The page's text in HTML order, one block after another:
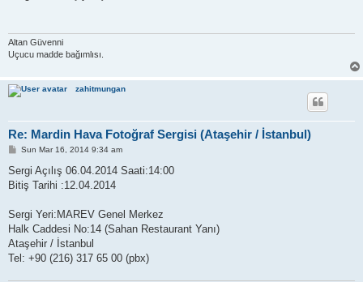
Altan Güvenni
Uçucu madde bağımlısı.
zahitmungan
Re: Mardin Hava Fotoğraf Sergisi (Ataşehir / İstanbul)
P
s
Sun Mar 16, 2014 9:34 am
Sergi Açılış 06.04.2014 Saati:14:00
Bitiş Tarihi :12.04.2014
Sergi Yeri:MAREV Genel Merkez
Halk Caddesi No:14 (Sahan Restaurant Yanı)
Ataşehir / İstanbul
Tel: +90 (216) 317 65 00 (pbx)